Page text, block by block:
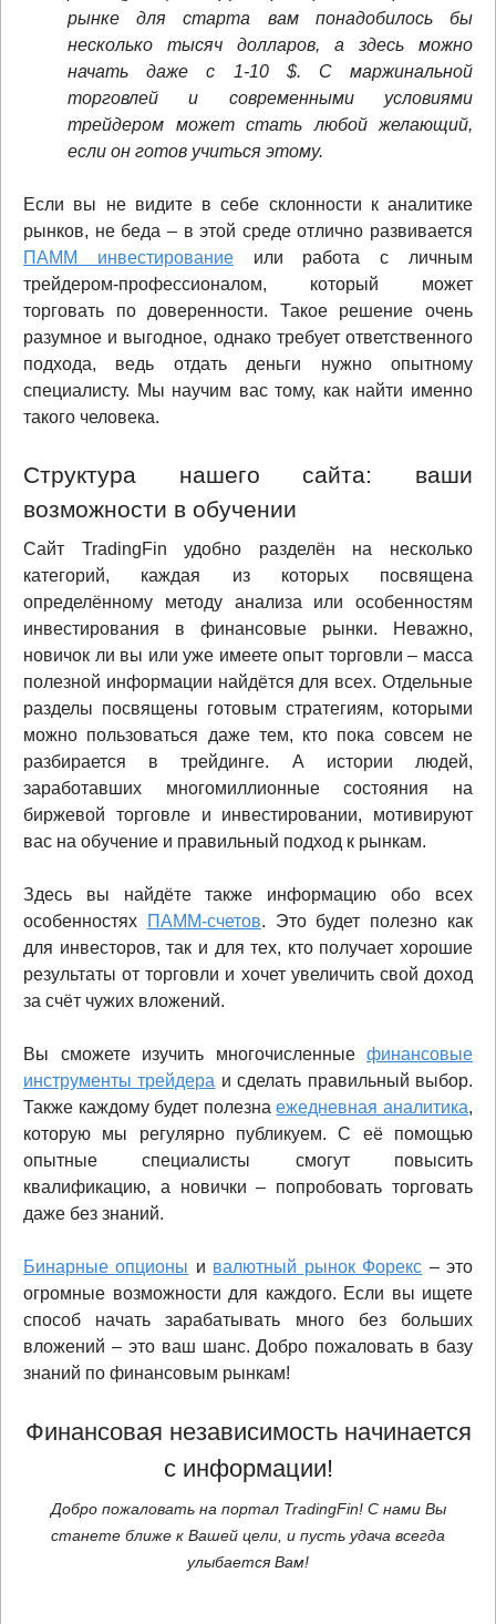
рынке для старта вам понадобилось бы
несколько тысяч долларов, а здесь можно
начать даже с 1-10 $. С маржинальной
торговлей и современными условиями
трейдером может стать любой желающий,
если он готов учиться этому.
Если вы не видите в себе склонности к аналитике
рынков, не беда – в этой среде отлично развивается
ПАММ инвестированиеили работа с личным
трейдером-профессионалом, который может
торговать по доверенности. Такое решение очень
разумное и выгодное, однако требует ответственного
подхода, ведь отдать деньги нужно опытному
специалисту. Мы научим вас тому, как найти именно
такого человека.
Структура нашего сайта: ваши
возможности в обучении
Сайт TradingFin удобно разделён на несколько
категорий, каждая из которых посвящена
определённому методу анализа или особенностям
инвестирования в финансовые рынки. Неважно,
новичок ли вы или уже имеете опыт торговли – масса
полезной информации найдётся для всех. Отдельные
разделы посвящены готовым стратегиям, которыми
можно пользоваться даже тем, кто пока совсем не
разбирается в трейдинге. А истории людей,
заработавших многомиллионные состояния на
биржевой торговле и инвестировании, мотивируют
вас на обучение и правильный подход к рынкам.
Здесь вы найдёте также информацию обо всех
особенностях
ПАММ-счетов. Это будет полезно как
для инвесторов, так и для тех, кто получает хорошие
результаты от торговли и хочет увеличить свой доход
за счёт чужих вложений.
Вы сможете изучить многочисленные финансовые
инструменты трейдера и сделать правильный выбор.
Также каждому будет полезнаежедневная аналитика,
которую мы регулярно публикуем. С её помощью
опытные специалисты смогут повысить
квалификацию, а новички – попробовать торговать
даже без знаний.
Бинарные опционы и валютный рынок Форекс – это
огромные возможности для каждого. Если вы ищете
способ начать зарабатывать много без больших
вложений – это ваш шанс. Добро пожаловать в базу
знаний по финансовым рынкам!
Финансовая независимость начинается
с информации!
Добро пожаловать на портал TradingFin! С нами Вы
станете ближе к Вашей цели, и пусть удача всегда
улыбается Вам!